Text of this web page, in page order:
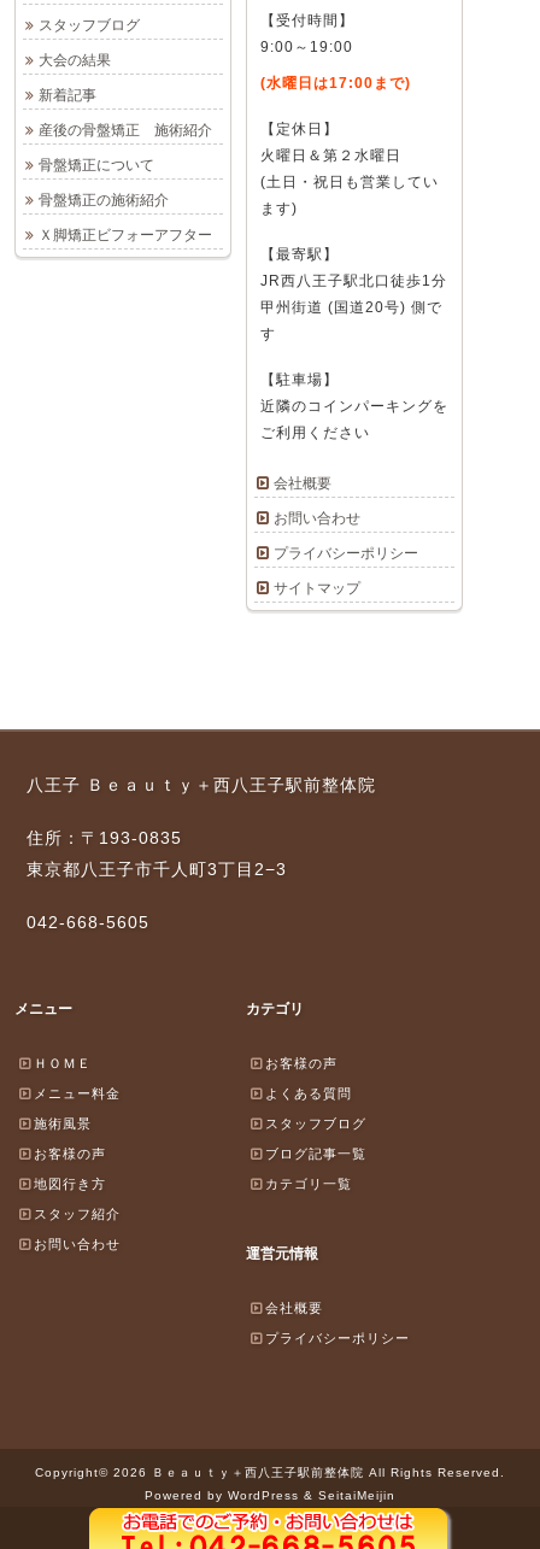
【受付時間】
9:00～19:00
(水曜日は17:00まで)
【定休日】
火曜日＆第２水曜日
(土日・祝日も営業してい
ます)
【最寄駅】
JR西八王子駅北口徒歩1分
甲州街道 (国道20号) 側で
す
【駐車場】
近隣のコインパーキングを
ご利用ください
会社概要
お問い合わせ
プライバシーポリシー
サイトマップ
スタッフブログ
大会の結果
新着記事
産後の骨盤矯正 施術紹介
骨盤矯正について
骨盤矯正の施術紹介
Ｘ脚矯正ビフォーアフター
八王子 Ｂｅａｕｔｙ＋西八王子駅前整体院
住所：〒193-0835
東京都八王子市千人町3丁目2−3
042-668-5605
メニュー
ＨＯＭＥ
メニュー料金
施術風景
お客様の声
地図行き方
スタッフ紹介
お問い合わせ
カテゴリ
お客様の声
よくある質問
スタッフブログ
ブログ記事一覧
カテゴリ一覧
運営元情報
会社概要
プライバシーポリシー
Copyright© 2026 Ｂｅａｕｔｙ＋西八王子駅前整体院 All Rights Reserved.
Powered by WordPress & SeitaiMeijin